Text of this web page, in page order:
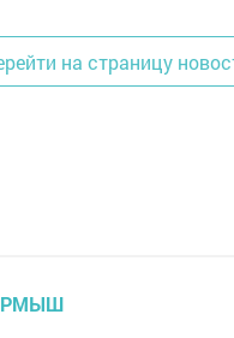
на страницу